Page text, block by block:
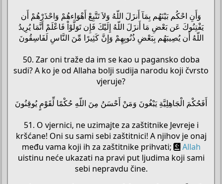
وَأَنِ احْكُم بَيْنَهُم بِمَآ أَنزَلَ اللّهُ وَلاَ تَتَّبِعْ أَهْوَاءهُمْ وَاحْذَرْهُمْ أَن
يَفْتِنُوكَ عَن بَعْضِ مَا أَنزَلَ اللّهُ إِلَيْكَ فَإِن تَوَلَّوْاْ فَاعْلَمْ أَنَّمَا يُرِيدُ
اللّهُ أَن يُصِيبَهُم بِبَعْضِ ذُنُوبِهِمْ وَإِنَّ كَثِيرًا مِّنَ النَّاسِ لَفَاسِقُونَ
50. Zar oni traže da im se kao u pagansko doba
sudi? A ko je od Allaha bolji sudija narodu koji čvrsto
vjeruje?
أَفَحُكْمَ الْجَاهِلِيَّةِ يَبْغُونَ وَمَنْ أَحْسَنُ مِنَ اللّهِ حُكْمًا لِّقَوْمٍ يُوقِنُونَ
51. O vjernici, ne uzimajte za zaštitnike Jevreje i
kršćane! Oni su sami sebi zaštitnici! A njihov je onaj
među vama koji ih za zaštitnike prihvati;
Allah
uistinu neće ukazati na pravi put ljudima koji sami
sebi nepravdu čine.